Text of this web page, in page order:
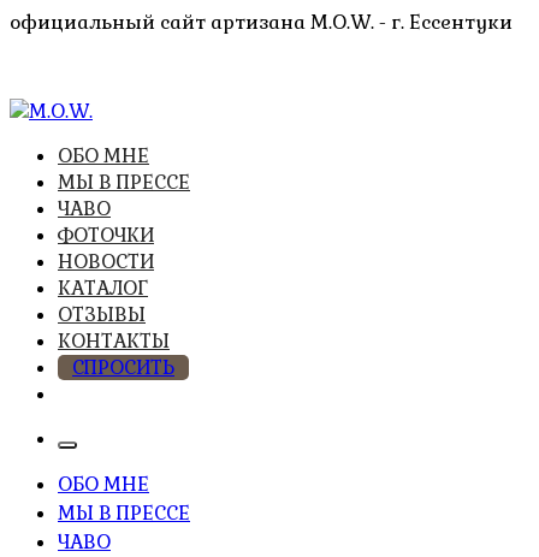
Перейти
официальный сайт артизана M.O.W. - г. Ессентуки
M.O.W.
высочайшее качество из натуральных компонентов
ОБО МНЕ
МЫ В ПРЕССЕ
ЧАВО
ФОТОЧКИ
НОВОСТИ
КАТАЛОГ
ОТЗЫВЫ
КОНТАКТЫ
СПРОСИТЬ
ОБО МНЕ
МЫ В ПРЕССЕ
ЧАВО